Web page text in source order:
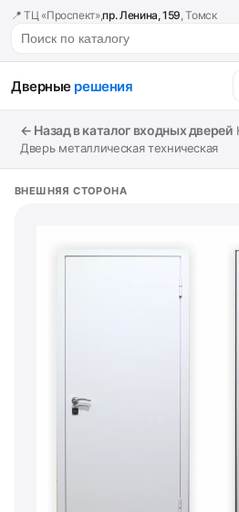
📍 ТЦ «Проспект»,пр. Ленина, 159, Томск
Дверные решения
← Назад в каталог входных дверей
Дверь металлическая техническая
ВНЕШНЯЯ СТОРОНА